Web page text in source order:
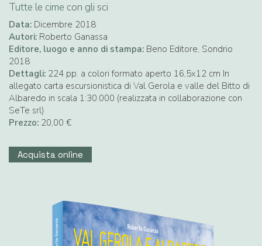
Tutte le cime con gli sci
Data: Dicembre 2018
Autori: Roberto Ganassa
Editore, luogo e anno di stampa: Beno Editore, Sondrio
2018
Dettagli: 224 pp. a colori formato aperto 16,5x12 cm In
allegato carta escursionistica di Val Gerola e valle del Bitto di
Albaredo in scala 1:30.000 (realizzata in collaborazione con
SeTe srl)
Prezzo: 20,00 €
Acquista online